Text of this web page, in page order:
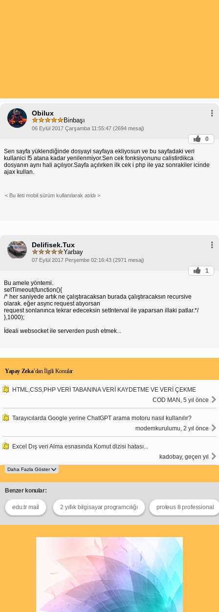
Obilux
Binbaşı
06 Eylül 2017 Çarşamba 11:55:47 (2694 mesaj)
0
Sen sayfa yüklendiğinde dosyayi sayfaya ekliyosun ve bu sayfadaki veri
kullanici f5 atana kadar yenilenmiyor.Sen cek fonksiyonunu calistirdikca
dosyanın aynı hali açılıyor.Sayfa açılırken ilk cek i php ile yaz sonrakiler icinde
ajax kullan.
< Bu ileti mobil sürüm kullanılarak atıldı >
Delifisek.Tux
Yarbay
07 Eylül 2017 Perşembe 02:16:43 (2971 mesaj)
1
Bu amele yöntemi.
setTimeout(function(){
/* her saniyede artık ne çalıştıracaksan burada çalıştıracaksın recursive
olarak. eğer async request atıyorsan
request sonlanınca tekrar edeceksin setInterval ile yaparsan illaki patlar.*/
},1000);
İdeali websocket ile serverden push etmek...
Yapay Zeka’dan İlgili Konular
HTML,CSS,PHP VERİ TABANINA VERİ KAYDETME VE VERİ ÇEKME
COD MAN, 5 yıl önce
Tarayıcılarda Google yerine ChatGPT arama motoru nasıl kullanılır?
modemkurulumu, 2 yıl önce
Excel Dış veri Alma esnasında Komut dizisi hatası...
kadobay, geçen yıl
Benzer konular:
edu.tr mail 2 yıllık bilgisayar programcılığı proteus 8 professional